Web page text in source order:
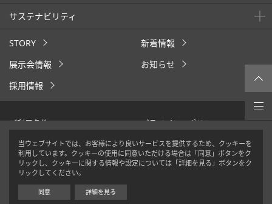
当ウェブサイトでは、お客様により良いサービスを提供するため、クッキーを
利用しています。クッキーの使用に同意いただける場合は「同意」ボタンをク
リックし、クッキーに関する情報や設定については「詳細を見る」ボタンをク
リックしてください。
同意 詳細を見る
サステナビリティ
STORY
新着情報
展示会情報
お知らせ
採用情報
ご利用条件
プライバシーポリシー
クッキーポリシー
ウェブアクセシビリティ
ソーシャルメディアポリシー
Copyright © TEIJIN FRONTIER CO., LTD. All Rights Reserved.
サイトマップ
お問い合わせ